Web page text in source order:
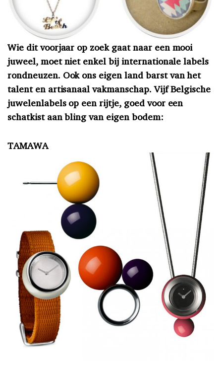
Wie dit voorjaar op zoek gaat naar een mooi
juweel, moet niet enkel bij internationale labels
rondneuzen. Ook ons eigen land barst van het
talent en artisanaal vakmanschap. Vijf Belgische
juwelenlabels op een rijtje, goed voor een
schatkist aan bling van eigen bodem:
TAMAWA